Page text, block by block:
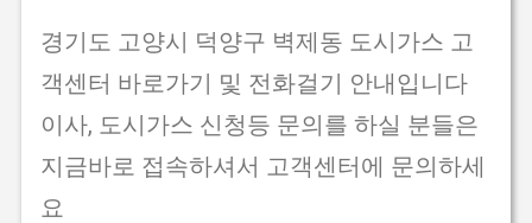
경기도 고양시 덕양구 벽제동 도시가스 고
객센터 바로가기 및 전화걸기 안내입니다
이사, 도시가스 신청등 문의를 하실 분들은
지금바로 접속하셔서 고객센터에 문의하세
요